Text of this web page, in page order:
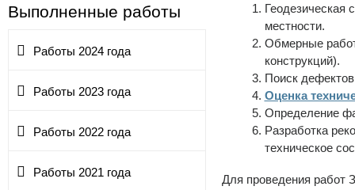
Выполненные работы
Работы 2024 года
Работы 2023 года
Работы 2022 года
Работы 2021 года
Геодезическая
местности.
Обмерные
конструкций).
Поиск
Оценка
Определение
Разработка
техническое
Для проведения работ